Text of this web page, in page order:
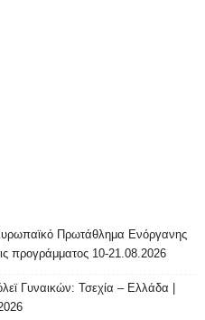
Πρωτάθλημα Ενόργανης
προγράμματος 10-21.08.2026
Γυναικών: Τσεχία – Ελλάδα |